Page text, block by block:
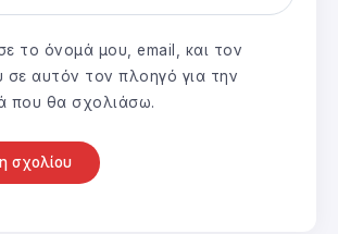
το όνομά μου, email, και τον
σε αυτόν τον πλοηγό για την
που θα σχολιάσω.